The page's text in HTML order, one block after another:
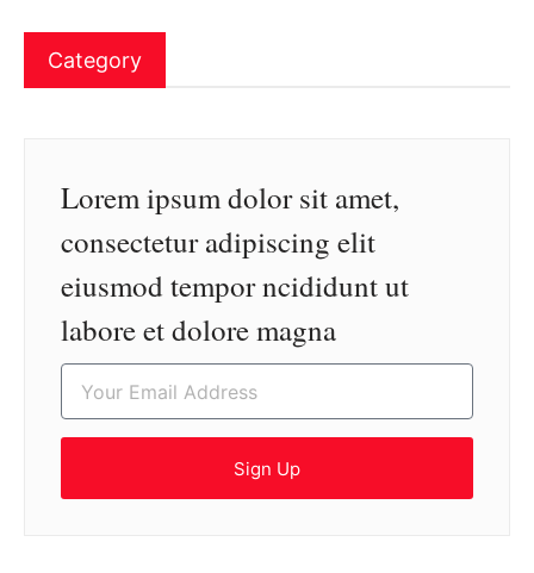
Category
Lorem ipsum dolor sit amet,
consectetur adipiscing elit
eiusmod tempor ncididunt ut
labore et dolore magna
Sign Up